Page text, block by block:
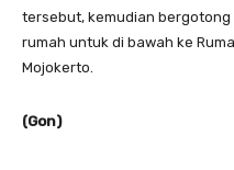
tersebut, kemudian
rumah untuk di bawah ke
Mojokerto.
(Gon)